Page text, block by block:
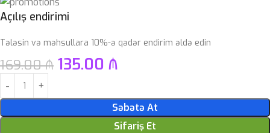
Açılış endirimi
Tələsin və məhsullara 10%-ə qədər endirim əldə edin
169.00₼ 135.00 ₼
Səbətə At
Sifariş Et